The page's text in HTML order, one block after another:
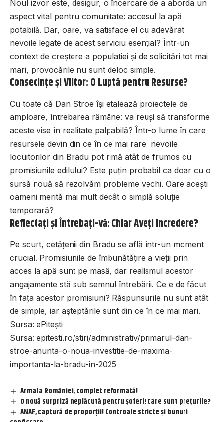
Noul izvor este, desigur, o încercare de a aborda un
aspect vital pentru comunitate: accesul la apă
potabilă. Dar, oare, va satisface el cu adevărat
nevoile legate de acest serviciu esențial? Într-un
context de creștere a populatiei și de solicitări tot mai
mari, provocările nu sunt deloc simple.
Consecințe și Viitor: O Luptă pentru Resurse?
Cu toate că Dan Stroe își etalează proiectele de
amploare, întrebarea rămâne: va reuși să transforme
aceste vise în realitate palpabilă? Într-o lume în care
resursele devin din ce în ce mai rare, nevoile
locuitorilor din Bradu pot rimă atât de frumos cu
promisiunile edilului? Este puțin probabil ca doar cu o
sursă nouă să rezolvăm probleme vechi. Oare acești
oameni merită mai mult decât o simplă soluție
temporară?
Reflectați și Întrebați-vă: Chiar Aveți încredere?
Pe scurt, cetățenii din Bradu se află într-un moment
crucial. Promisiunile de îmbunătățire a vieții prin
acces la apă sunt pe masă, dar realismul acestor
angajamente stă sub semnul întrebării. Ce e de făcut
în fața acestor promisiuni? Răspunsurile nu sunt atât
de simple, iar așteptările sunt din ce în ce mai mari.
Sursa: ePitești
Sursa: epitesti.ro/stiri/administrativ/primarul-dan-
stroe-anunta-o-noua-investitie-de-maxima-
importanta-la-bradu-in-2025
Armata României, complet reformată!
O nouă surpriză neplăcută pentru șoferi! Care sunt prețurile?
ANAF, captură de proporții! Controale stricte și bunuri